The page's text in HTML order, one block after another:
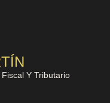
Y Tributario